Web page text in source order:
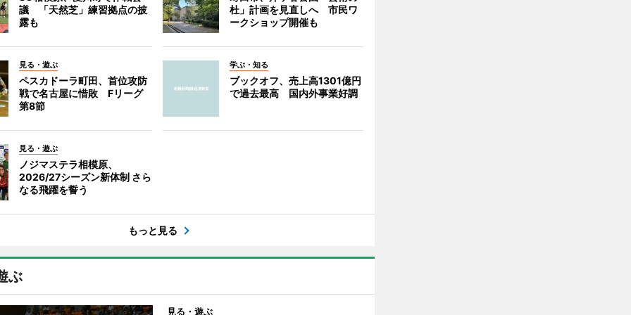
議 「天然芝」練習拠点の披
露も
杜」計画を見直しへ 市民ワ
ークショップ開催も
見る・遊ぶ
ペスカドーラ町田、首位攻防
戦で名古屋に惜敗 Fリーグ
第8節
学ぶ・知る
ブックオフ、売上高1301億円
で過去最高 国内外事業好調
見る・遊ぶ
ノジマステラ相模原、
2026/27シーズン新体制 さら
なる飛躍を誓う
もっと見る
ぶ
見る・遊ぶ